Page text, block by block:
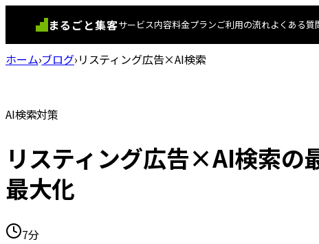
まるごと集客サービス内容料金プランご利用の流れよくある質
ホーム›ブログ›リスティング広告×AI検索
AI検索対策
リスティング広告×AI検索の
最大化
7分